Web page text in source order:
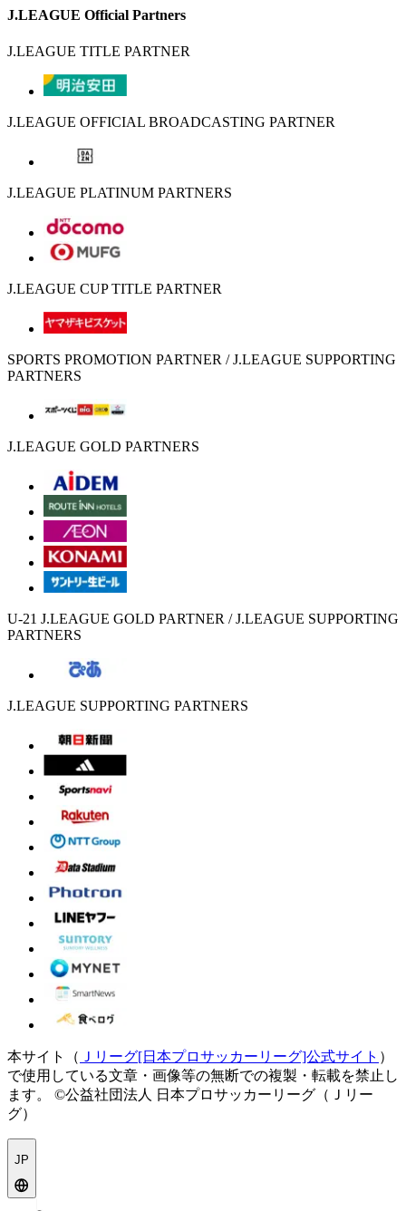
J.LEAGUE Official Partners
J.LEAGUE TITLE PARTNER
J.LEAGUE OFFICIAL BROADCASTING PARTNER
J.LEAGUE PLATINUM PARTNERS
J.LEAGUE CUP TITLE PARTNER
SPORTS PROMOTION PARTNER / J.LEAGUE SUPPORTING
PARTNERS
J.LEAGUE GOLD PARTNERS
U-21 J.LEAGUE GOLD PARTNER / J.LEAGUE SUPPORTING
PARTNERS
J.LEAGUE SUPPORTING PARTNERS
本サイト（ Ｊリーグ[日本プロサッカーリーグ]公式サイト ）
で使用している文章・画像等の無断での複製・転載を禁止し
ます。
©公益社団法人 日本プロサッカーリーグ（Ｊリー
グ）
JP